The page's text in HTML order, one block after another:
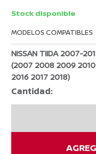
Stock disponible
MODELOS COMPATIBLES
NISSAN TIIDA 2007-
(2007 2008 2009 2010
2016 2017 2018)
Cantidad:
Clutch